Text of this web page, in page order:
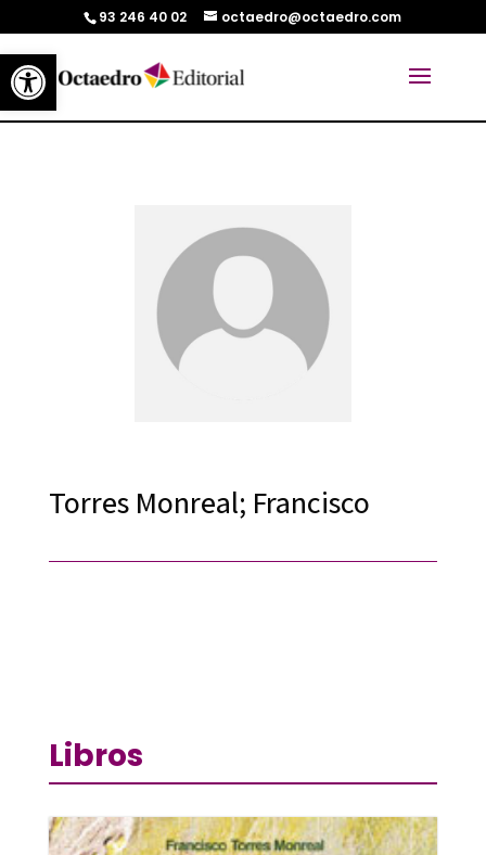
Abrir barra de herramientas
93 246 40 02 octaedro@octaedro.com
Torres Monreal; Francisco
Libros